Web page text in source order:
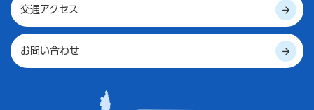
交通アクセス
お問い合わせ